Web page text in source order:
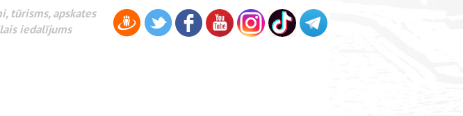
tūrisms, apskates
iedalījums